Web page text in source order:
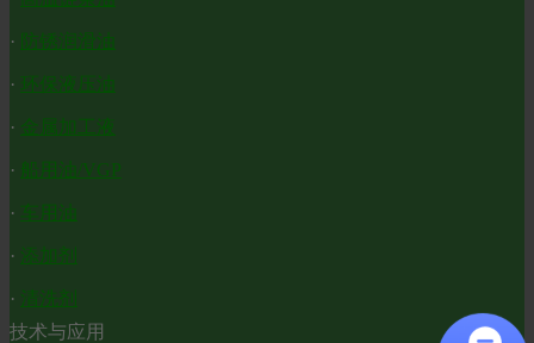
· 防锈润滑油
· 环保液压油
· 金属加工液
· 船用油/VGP
· 车用油
· 添加剂
· 清洗剂
技术与应用